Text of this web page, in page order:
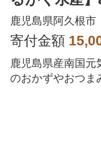
1
鹿児島県阿久根市
寄付金額
鹿児島県産南国元
のおかずやおつま